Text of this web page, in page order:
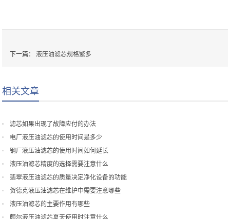
下一篇：液压油滤芯规格繁多
相关文章
滤芯如果出现了故障应付的办法
电厂液压油滤芯的使用时间是多少
钢厂液压油滤芯的使用时间如何延长
液压油滤芯精度的选择需要注意什么
翡翠液压油滤芯的质量决定净化设备的功能
贺德克液压油滤芯在维护中需要注意哪些
液压油滤芯的主要作用有哪些
颇尔液压油滤芯夏天使用时注意什么